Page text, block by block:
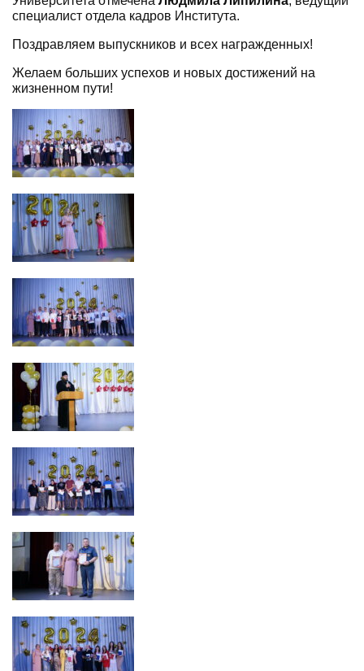
специалист отдела кадров Института.
Поздравляем выпускников и всех награжденных!
Желаем больших успехов и новых достижений на
жизненном пути!